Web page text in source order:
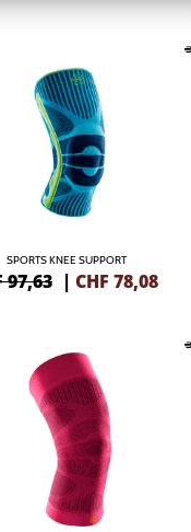
SPORTS KNEE SUPPORT
97,63 | CHF 78,08